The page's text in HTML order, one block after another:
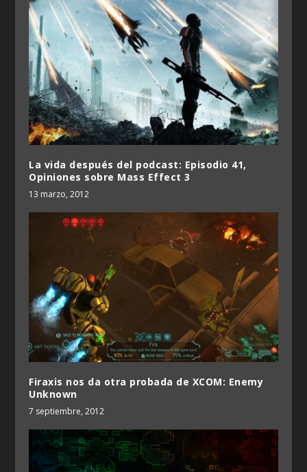
La vida después del podcast: Episodio 41,
Opiniones sobre Mass Effect 3
13 marzo, 2012
Firaxis nos da otra probada de XCOM: Enemy
Unknown
7 septiembre, 2012